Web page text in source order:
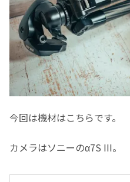
今回は機材はこちらです。
カメラはソニーのα7S III。